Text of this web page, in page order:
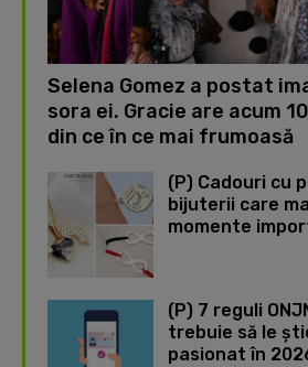
Selena Gomez a postat
sora ei. Gracie are acum
din ce în ce mai frumoasă
(P) Cadouri cu
bijuterii care
momente
(P) 7 reguli
trebuie să le
pasionat în